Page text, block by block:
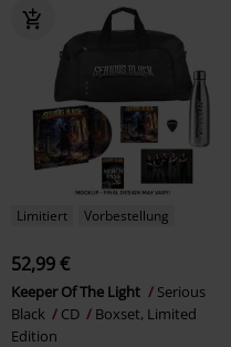
Limitiert Vorbestellung
52,99 €
Keeper Of The Light
Serious
Black
CD
Boxset, Limited
Edition